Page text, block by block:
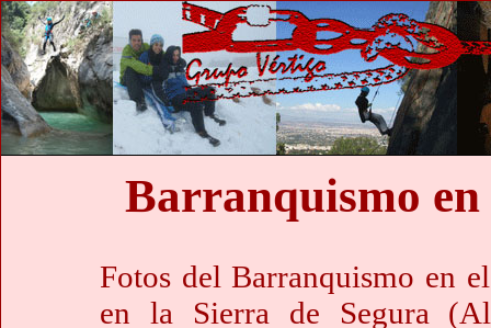
Barranquismo
Fotos del Barranquismo en
en la Sierra de Segura